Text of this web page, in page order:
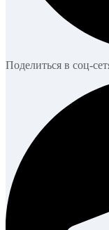
Поделиться в соц-